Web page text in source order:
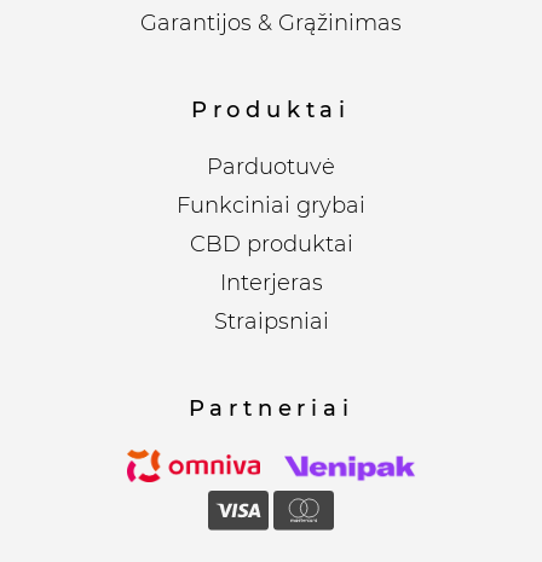
Garantijos & Grąžinimas
Produktai
Parduotuvė
Funkciniai grybai
CBD produktai
Interjeras
Straipsniai
Partneriai